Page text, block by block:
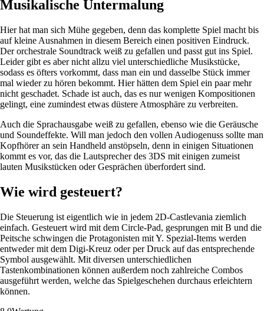
Musikalische Untermalung
Hier hat man sich Mühe gegeben, denn das komplette Spiel macht bis
auf kleine Ausnahmen in diesem Bereich einen positiven Eindruck.
Der orchestrale Soundtrack weiß zu gefallen und passt gut ins Spiel.
Leider gibt es aber nicht allzu viel unterschiedliche Musikstücke,
sodass es öfters vorkommt, dass man ein und dasselbe Stück immer
mal wieder zu hören bekommt. Hier hätten dem Spiel ein paar mehr
nicht geschadet. Schade ist auch, das es nur wenigen Kompositionen
gelingt, eine zumindest etwas düstere Atmosphäre zu verbreiten.
Auch die Sprachausgabe weiß zu gefallen, ebenso wie die Geräusche
und Soundeffekte. Will man jedoch den vollen Audiogenuss sollte man
Kopfhörer an sein Handheld anstöpseln, denn in einigen Situationen
kommt es vor, das die Lautsprecher des 3DS mit einigen zumeist
lauten Musikstücken oder Gesprächen überfordert sind.
Wie wird gesteuert?
Die Steuerung ist eigentlich wie in jedem 2D-Castlevania ziemlich
einfach. Gesteuert wird mit dem Circle-Pad, gesprungen mit B und die
Peitsche schwingen die Protagonisten mit Y. Spezial-Items werden
entweder mit dem Digi-Kreuz oder per Druck auf das entsprechende
Symbol ausgewählt. Mit diversen unterschiedlichen
Tastenkombinationen können außerdem noch zahlreiche Combos
ausgeführt werden, welche das Spielgeschehen durchaus erleichtern
können.